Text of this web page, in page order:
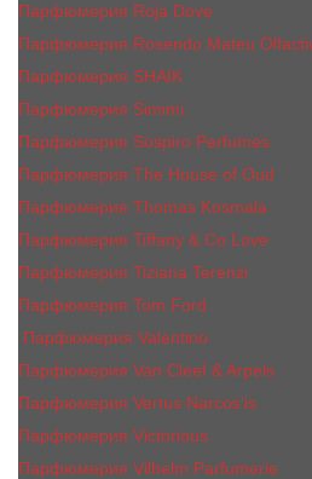
Парфюмерия Roja Dove
Парфюмерия Rosendo Mateu
Парфюмерия SHAIK
Парфюмерия Simimi
Парфюмерия Sospiro Perfumes
Парфюмерия The House of Oud
Парфюмерия Thomas Kosmala
Парфюмерия Tiffany & Co Love
Парфюмерия Tiziana Terenzi
Парфюмерия Tom Ford
Парфюмерия Valentino
Парфюмерия Van Cleef & Arpels
Парфюмерия Vertus Narcos'is
Парфюмерия Victorious
Парфюмерия Vilhelm Parfumerie